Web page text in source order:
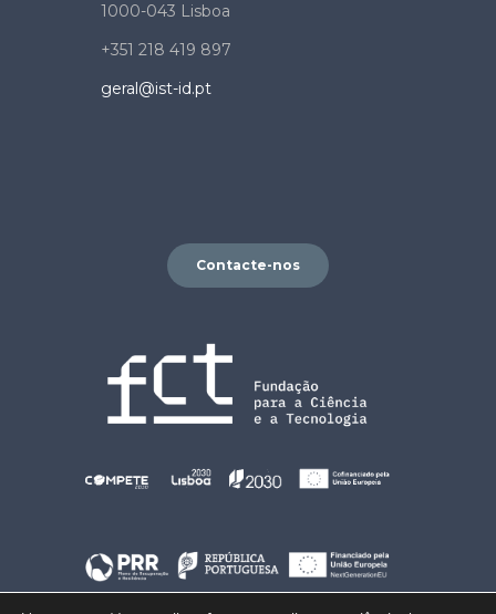
1000-043 Lisboa
+351 218 419 897
geral@ist-id.pt
Contacte-nos